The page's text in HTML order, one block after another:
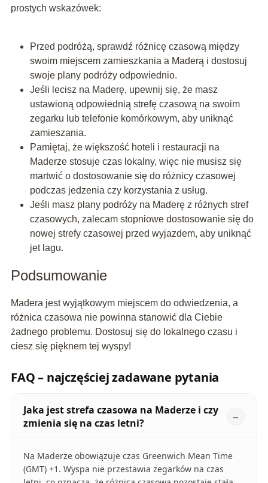
prostych wskazówek:
Przed podróżą, sprawdź różnicę czasową między
swoim miejscem zamieszkania a Maderą i dostosuj
swoje plany podróży odpowiednio.
Jeśli lecisz na Maderę, upewnij się, że masz
ustawioną odpowiednią strefę czasową na swoim
zegarku lub telefonie komórkowym, aby uniknąć
zamieszania.
Pamiętaj, że większość hoteli i restauracji na
Maderze stosuje czas lokalny, więc nie musisz się
martwić o dostosowanie się do różnicy czasowej
podczas jedzenia czy korzystania z usług.
Jeśli masz plany podróży na Maderę z różnych stref
czasowych, zalecam stopniowe dostosowanie się do
nowej strefy czasowej przed wyjazdem, aby uniknąć
jet lagu.
Podsumowanie
Madera jest wyjątkowym miejscem do odwiedzenia, a
różnica czasowa nie powinna stanowić dla Ciebie
żadnego problemu. Dostosuj się do lokalnego czasu i
ciesz się pięknem tej wyspy!
FAQ – najczęściej zadawane pytania
Jaka jest strefa czasowa na Maderze i czy
zmienia się na czas letni?
Na Maderze obowiązuje czas Greenwich Mean Time
(GMT) +1. Wyspa nie przestawia zegarków na czas